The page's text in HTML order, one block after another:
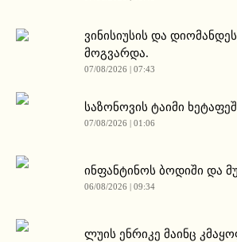
ვინისიუსის და დიომანდეს
მოგვარდა.
07/08/2026 | 07:43
საზონოვის ტაიმი
07/08/2026 | 01:06
ინფანტინოს ბოდიში და
06/08/2026 | 09:34
ლუის ენრიკე მაინც